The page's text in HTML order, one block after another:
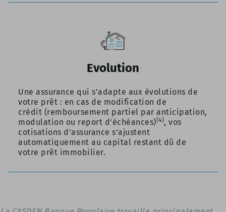
Evolution
Une assurance qui s’adapte aux évolutions de
votre prêt : en cas de modification de
crédit (remboursement partiel par anticipation,
modulation ou report d’échéances)(4), vos
cotisations d’assurance s’ajustent
automatiquement au capital restant dû de
votre prêt immobilier.